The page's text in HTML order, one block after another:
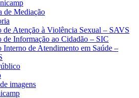
de Mediação
de Atenção à Violência Sexual – SAVS
de Informação ao Cidadão – SIC
Interno de Atendimento em Saúde –
imagens